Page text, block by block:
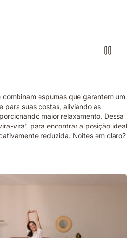
combinam espumas que garantem um
para suas costas, aliviando as
maior relaxamento. Dessa
vira" para encontrar a posição ideal
reduzida. Noites em claro?